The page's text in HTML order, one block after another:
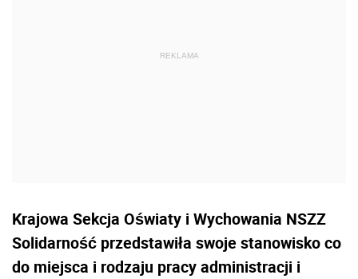
Krajowa Sekcja Oświaty i Wychowania NSZZ
Solidarność przedstawiła swoje stanowisko co
do miejsca i rodzaju pracy administracji i